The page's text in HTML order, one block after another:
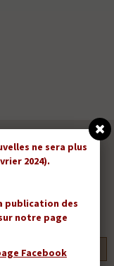
ne sera plus
2024).
publication des
notre page
Facebook